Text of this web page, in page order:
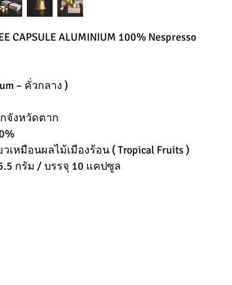
CAPSULE ALUMINIUM 100% Nespresso
– คั่วกลาง )
จังหวัดตาก
เหมือนผลไม้เมืองร้อน ( Tropical Fruits )
กรัม / บรรจุ 10 แคปซูล